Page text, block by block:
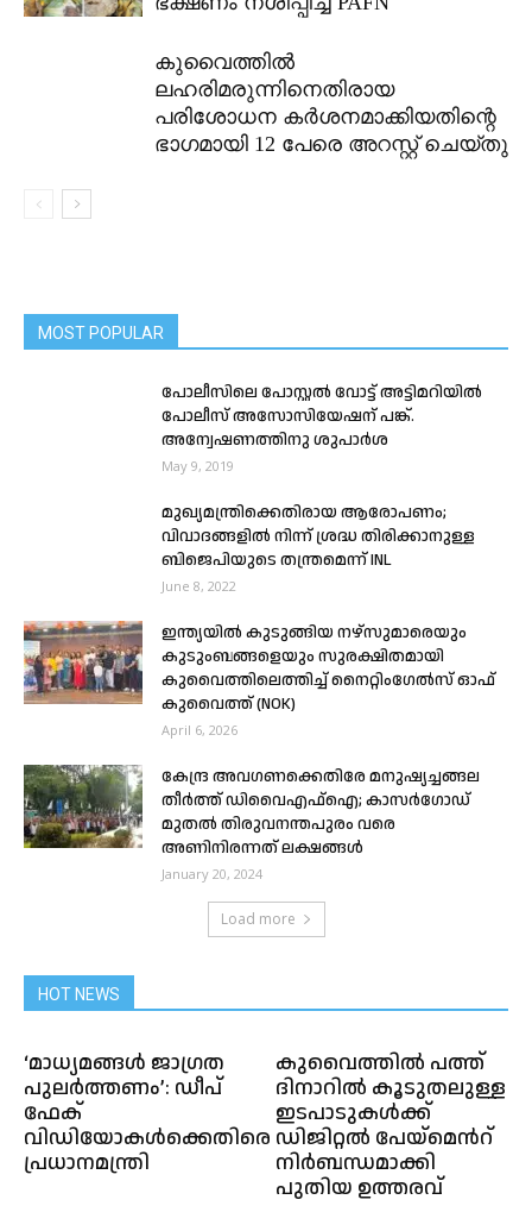
കുവൈത്തിൽ
ലഹരിമരുന്നിനെതിരായ
പരിശോധന കർശനമാക്കിയതിന്റെ
ഭാഗമായി 12 പേരെ അറസ്റ്റ് ചെയ്തു
MOST POPULAR
പോലീസിലെ പോസ്റ്റൽ വോട്ട് അട്ടിമറിയിൽ
പോലീസ് അസോസിയേഷന് പങ്ക്.
അന്വേഷണത്തിനു ശുപാര്‍ശ
May 9, 2019
മുഖ്യമന്ത്രിക്കെതിരായ ആരോപണം;
വിവാദങ്ങളിൽ നിന്ന് ശ്രദ്ധ തിരിക്കാനുള്ള
ബിജെപിയുടെ തന്ത്രമെന്ന് INL
June 8, 2022
ഇന്ത്യയിൽ കുടുങ്ങിയ നഴ്സുമാരെയും
കുടുംബങ്ങളെയും സുരക്ഷിതമായി
കുവൈത്തിലെത്തിച്ച് നൈറ്റിംഗേൽസ് ഓഫ്
കുവൈത്ത് (NOK)
April 6, 2026
കേന്ദ്ര അവഗണക്കെതിരേ മനുഷ്യച്ചങ്ങല
തീർത്ത് ഡിവൈഎഫ്ഐ; കാസർഗോഡ്
മുതൽ തിരുവനന്തപുരം വരെ
അണിനിരന്നത് ലക്ഷങ്ങൾ
January 20, 2024
Load more
HOT NEWS
‘മാധ്യമങ്ങൾ ജാഗ്രത
പുലർത്തണം’: ഡീപ്
ഫേക്
വിഡിയോകൾക്കെതിരെ
പ്രധാനമന്ത്രി
കുവൈത്തിൽ പത്ത്
ദിനാറിൽ കൂടുതലുള്ള
ഇടപാടുകൾക്ക്
ഡിജിറ്റൽ പേയ്‌മെന്‍റ്
നിർബന്ധമാക്കി
പുതിയ ഉത്തരവ്